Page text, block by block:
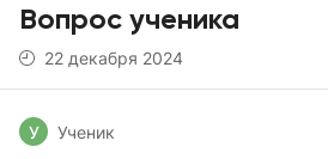
Вопрос ученика
22 декабря 2024
У Ученик